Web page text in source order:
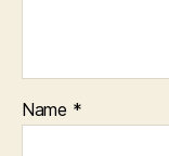
Name *